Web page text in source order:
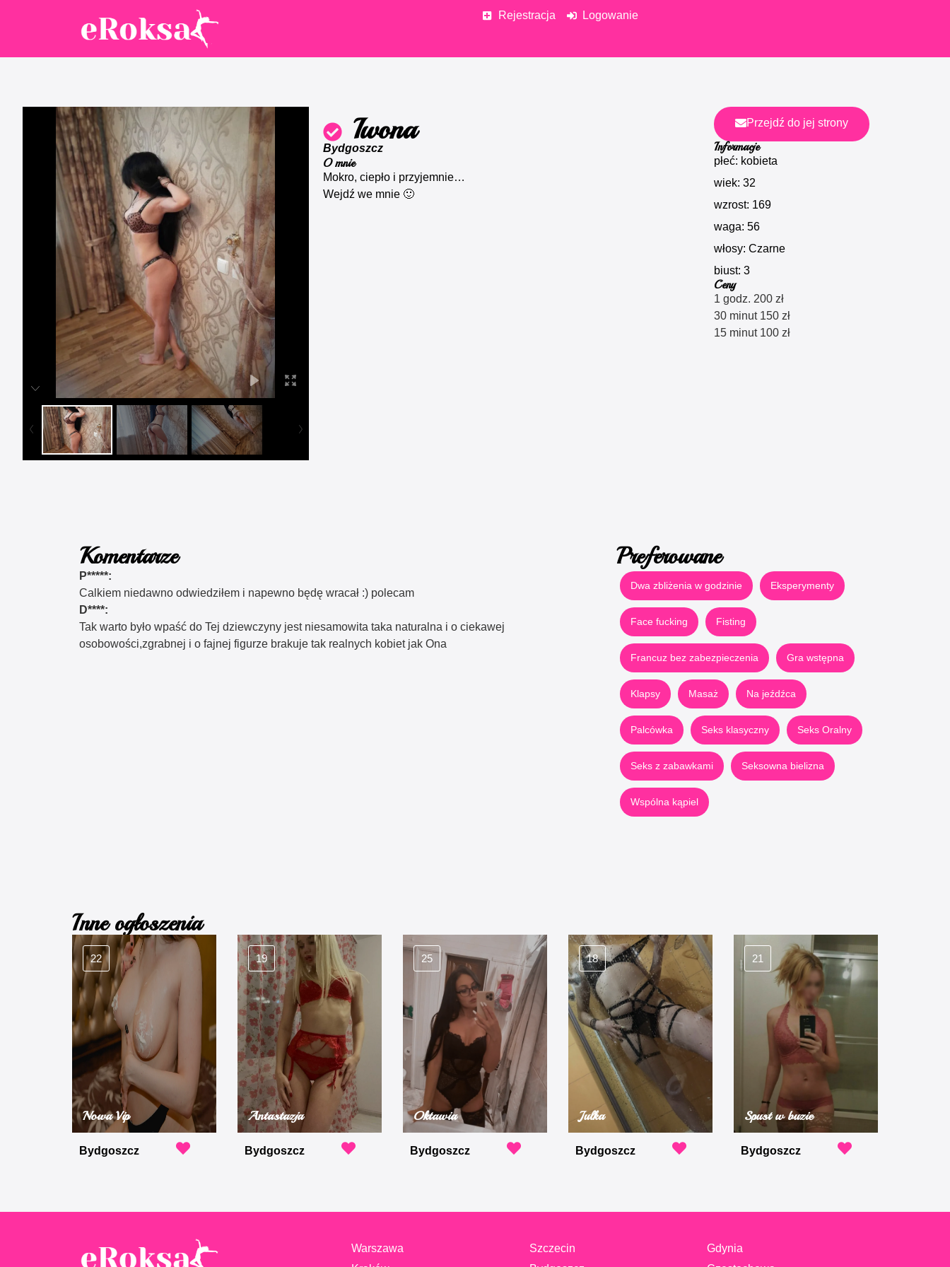
Rejestracja Logowanie
Iwona
Bydgoszcz
O mnie
Mokro, ciepło i przyjemnie…
Wejdź we mnie 🙂
Przejdź do jej strony
Informacje
płeć: kobieta
wiek: 32
wzrost: 169
waga: 56
włosy: Czarne
biust: 3
Ceny
1 godz. 200 zł
30 minut 150 zł
15 minut 100 zł
Komentarze
P*****:
Calkiem niedawno odwiedziłem i napewno będę wracał :) polecam
D****:
Tak warto było wpaść do Tej dziewczyny jest niesamowita taka naturalna i o ciekawej
osobowości,zgrabnej i o fajnej figurze brakuje tak realnych kobiet jak Ona
Preferowane
Dwa zbliżenia w godzinie Eksperymenty
Face fucking Fisting
Francuz bez zabezpieczenia Gra wstępna
Klapsy Masaż Na jeźdźca
Palcówka Seks klasyczny Seks Oralny
Seks z zabawkami Seksowna bielizna
Wspólna kąpiel
Inne ogłoszenia
22
Nowa Vip
Bydgoszcz
19
Antastazja
Bydgoszcz
25
Oktawia
Bydgoszcz
18
Julka
Bydgoszcz
21
Spust w buzie
Bydgoszcz
Warszawa
Szczecin
Gdynia